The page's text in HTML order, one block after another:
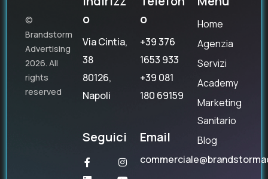
©
Brandstorm
Advertising
2026. All
rights
reserved
o
Via Cintia,
38
80126,
Napoli
Seguici
o
+39 376
1653 933
+39 081
180 69159
Email
Home
Agenzia
Servizi
Academy
Marketing
Sanitario
Blog